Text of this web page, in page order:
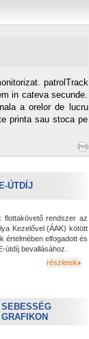
patrolTrack
in cateva secunde.
a orelor de lucru
printa sau stoca pe
E-ÚTDÍJ
flottakövető rendszer az
Kezelővel (ÁAK) kötött
értelmében elfogadott és
útdíj bevallásához.
részletek
SEBESSÉG
GRAFIKON